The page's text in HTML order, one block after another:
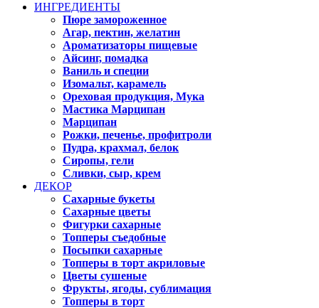
ИНГРЕДИЕНТЫ
Пюре замороженное
Агар, пектин, желатин
Ароматизаторы пищевые
Айсинг, помадка
Ваниль и специи
Изомальт, карамель
Ореховая продукция, Мука
Мастика Марципан
Марципан
Рожки, печенье, профитроли
Пудра, крахмал, белок
Сиропы, гели
Сливки, сыр, крем
ДЕКОР
Сахарные букеты
Сахарные цветы
Фигурки сахарные
Топперы съедобные
Посыпки сахарные
Топперы в торт акриловые
Цветы сушеные
Фрукты, ягоды, сублимация
Топперы в торт